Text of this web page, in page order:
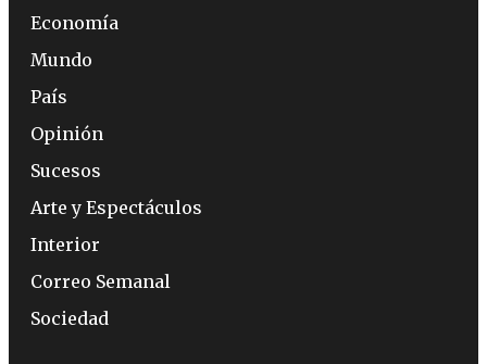
Economía
Mundo
País
Opinión
Sucesos
Arte y Espectáculos
Interior
Correo Semanal
Sociedad